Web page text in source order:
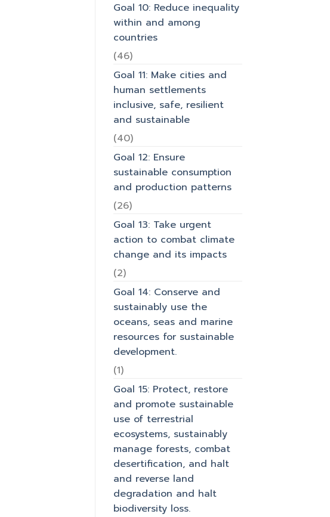
Goal 10: Reduce inequality
within and among
countries
(46)
Goal 11: Make cities and
human settlements
inclusive, safe, resilient
and sustainable
(40)
Goal 12: Ensure
sustainable consumption
and production patterns
(26)
Goal 13: Take urgent
action to combat climate
change and its impacts
(2)
Goal 14: Conserve and
sustainably use the
oceans, seas and marine
resources for sustainable
development.
(1)
Goal 15: Protect, restore
and promote sustainable
use of terrestrial
ecosystems, sustainably
manage forests, combat
desertification, and halt
and reverse land
degradation and halt
biodiversity loss.